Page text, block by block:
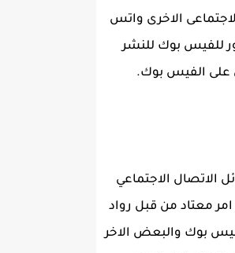
الاخرى واتس
للفيس بوك للنشر
على الفيس بوك.
الاتصال الاجتماعي
معتاد من قبل رواد
بوك والبعض الاخر